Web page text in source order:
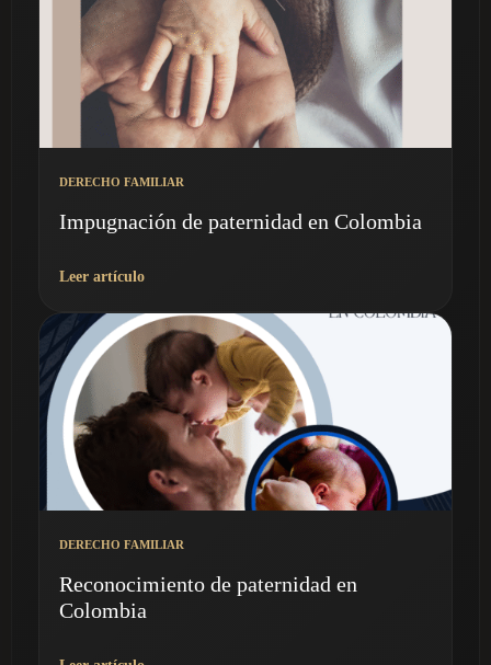
DERECHO FAMILIAR
Impugnación de paternidad en Colombia
Leer artículo
DERECHO FAMILIAR
Reconocimiento de paternidad en
Colombia